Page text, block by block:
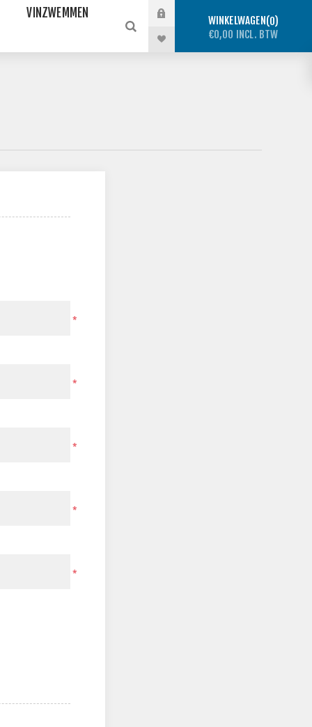
VINZWEMMEN
WINKELWAGEN 0
€0,00 INCL. BTW
*
*
*
*
*